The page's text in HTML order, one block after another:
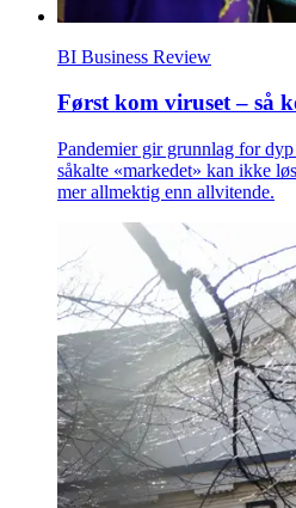
BI Business Review
Først kom viruset – så
Pandemier gir grunnlag for
såkalte «markedet» kan ikke
mer allmektig enn allvitende.